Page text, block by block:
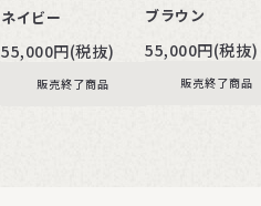
ネイビー
55,000円(税抜)
販売終了商品
ブラウン
55,000円(税抜)
販売終了商品